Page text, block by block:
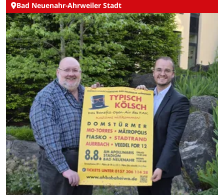
Bad Neuenahr-Ahrweiler Stadt